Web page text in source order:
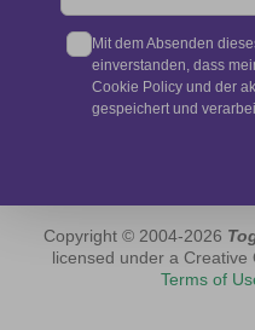
Mit dem Absenden
einverstanden, dass
Cookie Policy und der
gespeichert und
Copyright © 2004-2026
licensed under a Creative
Terms of